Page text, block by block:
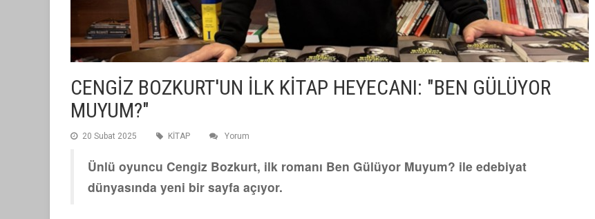
CENGİZ BOZKURT'UN İLK KİTAP HEYECANI: "BEN GÜLÜYOR
MUYUM?"
20 Subat 2025 KİTAP Yorum
Ünlü oyuncu Cengiz Bozkurt, ilk romanı Ben Gülüyor Muyum? ile edebiyat
dünyasında yeni bir sayfa açıyor.